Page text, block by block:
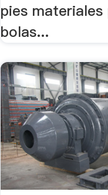
pies materiales
bolas...